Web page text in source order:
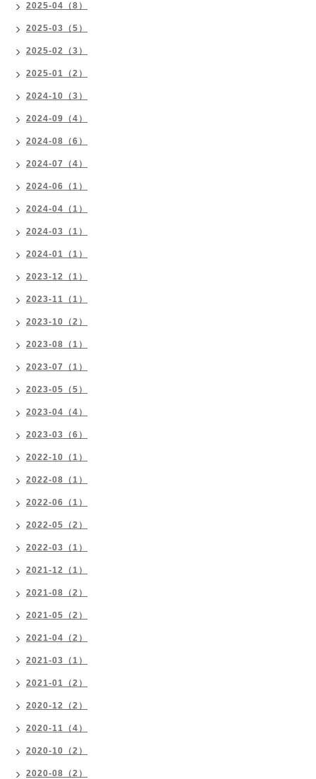
2025-04（8）
2025-03（5）
2025-02（3）
2025-01（2）
2024-10（3）
2024-09（4）
2024-08（6）
2024-07（4）
2024-06（1）
2024-04（1）
2024-03（1）
2024-01（1）
2023-12（1）
2023-11（1）
2023-10（2）
2023-08（1）
2023-07（1）
2023-05（5）
2023-04（4）
2023-03（6）
2022-10（1）
2022-08（1）
2022-06（1）
2022-05（2）
2022-03（1）
2021-12（1）
2021-08（2）
2021-05（2）
2021-04（2）
2021-03（1）
2021-01（2）
2020-12（2）
2020-11（4）
2020-10（2）
2020-08（2）